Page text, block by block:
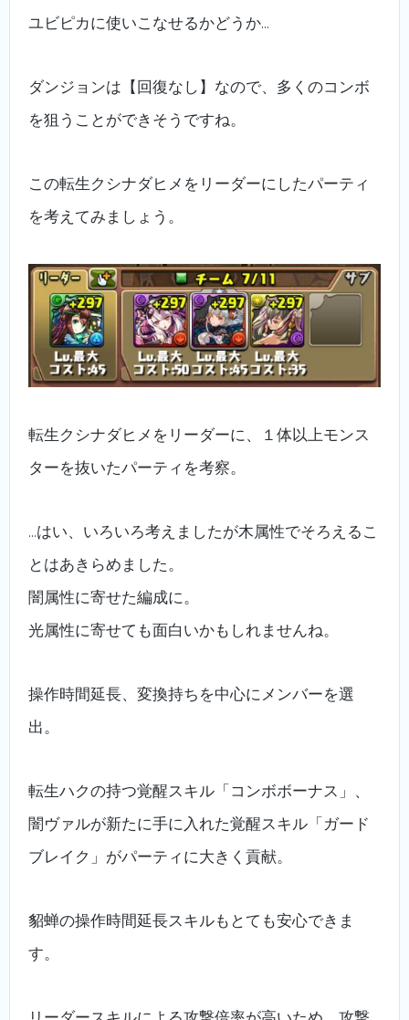
ユビピカに使いこなせるかどうか…
ダンジョンは【回復なし】なので、多くのコンボ
を狙うことができそうですね。
この転生クシナダヒメをリーダーにしたパーティ
を考えてみましょう。
転生クシナダヒメをリーダーに、１体以上モンス
ターを抜いたパーティを考察。
…はい、いろいろ考えましたが木属性でそろえるこ
とはあきらめました。
闇属性に寄せた編成に。
光属性に寄せても面白いかもしれませんね。
操作時間延長、変換持ちを中心にメンバーを選
出。
転生ハクの持つ覚醒スキル「コンボボーナス」、
闇ヴァルが新たに手に入れた覚醒スキル「ガード
ブレイク」がパーティに大きく貢献。
貂蝉の操作時間延長スキルもとても安心できま
す。